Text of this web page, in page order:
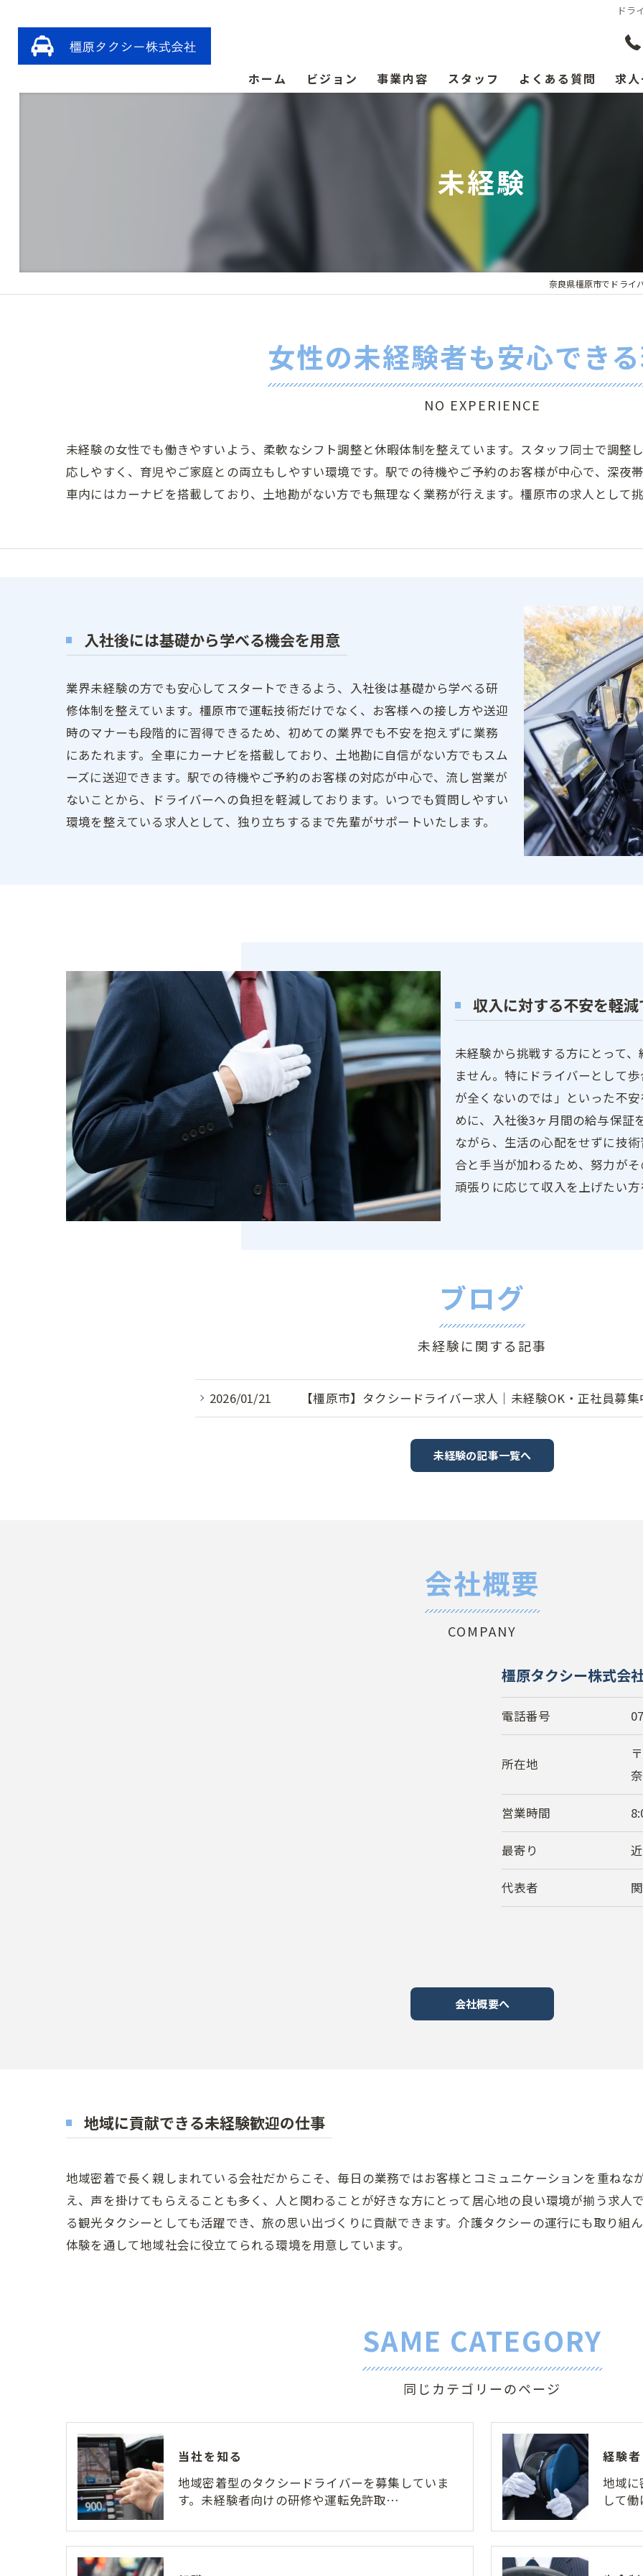
ドラ
ホーム ビジョン 事業内容 スタッフ よくある質問 求
未経験
奈良県橿原市でドライ
女性の未経験者も安心でき
NO EXPERIENCE
未経験の女性でも働きやすいよう、柔軟なシフト調整と休暇体制を整えています。スタッフ同士で調整
応しやすく、育児やご家庭との両立もしやすい環境です。駅での待機やご予約のお客様が中心で、深夜
車内にはカーナビを搭載しており、土地勘がない方でも無理なく業務が行えます。橿原市の求人として
入社後には基礎から学べる機会を用意
業界未経験の方でも安心してスタートできるよう、入社後は基礎から学べる研
修体制を整えています。橿原市で運転技術だけでなく、お客様への接し方や送迎
時のマナーも段階的に習得できるため、初めての業界でも不安を抱えずに業務
にあたれます。全車にカーナビを搭載しており、土地勘に自信がない方でもスム
ーズに送迎できます。駅での待機やご予約のお客様の対応が中心で、流し営業が
ないことから、ドライバーへの負担を軽減しております。いつでも質問しやすい
環境を整えている求人として、独り立ちするまで先輩がサポートいたします。
収入に対する不安を軽
未経験から挑戦する方にとって
ません。特にドライバーとして
が全くないのでは」といった不
めに、入社後3ヶ月間の給与保証
ながら、生活の心配をせずに技
合と手当が加わるため、努力が
頑張りに応じて収入を上げたい方
ブログ
未経験に関する記事
2026/01/21 【橿原市】タクシードライバー求人｜未経験OK・正社員募
未経験の記事一覧へ
会社概要
COMPANY
橿原タクシー株式会
電話番号
所在地
営業時間
最寄り
代表者
会社概要へ
地域に貢献できる未経験歓迎の仕事
地域密着で長く親しまれている会社だからこそ、毎日の業務ではお客様とコミュニケーションを重ねな
え、声を掛けてもらえることも多く、人と関わることが好きな方にとって居心地の良い環境が揃う求人
る観光タクシーとしても活躍でき、旅の思い出づくりに貢献できます。介護タクシーの運行にも取り組
体験を通して地域社会に役立てられる環境を用意しています。
同じカテゴリーのページ
SAME CATEGORY
当社を知る
地域密着型のタクシードライバーを募集していま
す。未経験者向けの研修や運転免許取…
経験者
地域
して
お問い合わせはこちら